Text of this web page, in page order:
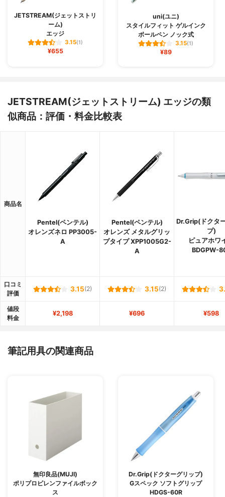
JETSTREAM(ジェットストリ
ーム)
エッジ
3.15(1)
¥655
uni(ユニ)
スタイルフィット ゲルインク
ボールペン ノック式
3.15(1)
¥89
JETSTREAM(ジェットストリーム) エッジの類
似商品：評価・料金比較表
商品名
Pentel(ペンテル)
オレンズネロ PP3005-
A
Pentel(ペンテル)
オレンズ メタルグリッ
プタイプ XPP1005G2-
A
Dr.Grip(ドクタ
プ)
ピュアホワ
BDGPW-
口コミ
評価
3.15(2) 3.15(2)
値段
料金
¥2,198 ¥696 ¥598
筆記用具の関連商品
無印良品(MUJI)
ポリプロピレンファイルボック
ス
Dr.Grip(ドクターグリップ)
Gスペック ソフトグリップ
HDGS-60R